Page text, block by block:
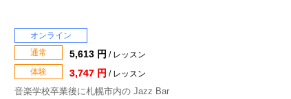
オンライン
通常
5,613 円 / レッスン
体験
3,747 円 / レッスン
音楽学校卒業後に札幌市内の Jazz Bar